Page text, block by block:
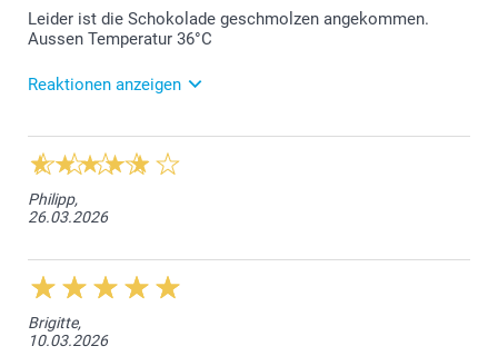
Varianten?
Leider ist die Schokolade geschmolzen angekommen.
Aussen Temperatur 36°C
Reaktionen anzeigen
24.06.2026
Liebe Kundin, wir bedauern, dass die Schokolade
aufgrund der hohen Aussentemperatur, geschmolzen
sind Sie auch schon mit unserem Kundendienst in
gefunden. Freundliche Grüsse smartphoto AG
Philipp,
26.03.2026
Brigitte,
10.03.2026